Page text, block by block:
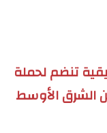
تنضم لحملة
الشرق الأوسط